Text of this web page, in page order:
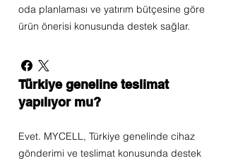
oda planlaması ve yatırım bütçesine göre
ürün önerisi konusunda destek sağlar.
Türkiye geneline teslimat
yapılıyor mu?
Evet. MYCELL, Türkiye genelinde cihaz
gönderimi ve teslimat konusunda destek